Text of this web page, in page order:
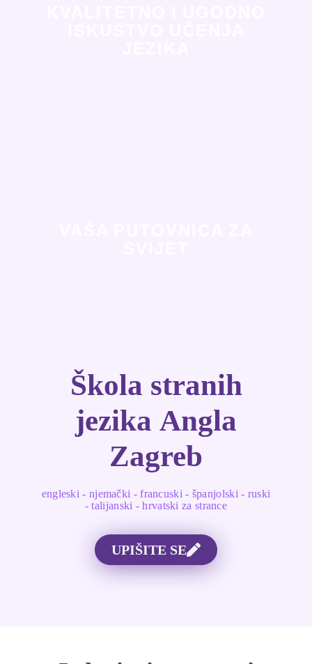
Škola stranih
jezika Angla
Zagreb
engleski - njemački - francuski - španjolski - ruski
- talijanski - hrvatski za strance
UPIŠITE SE